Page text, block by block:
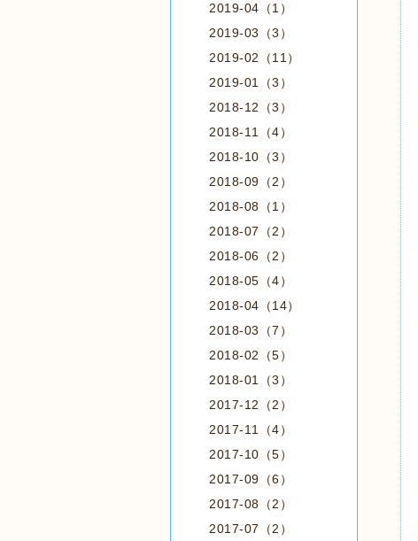
2019-04（1）
2019-03（3）
2019-02（11）
2019-01（3）
2018-12（3）
2018-11（4）
2018-10（3）
2018-09（2）
2018-08（1）
2018-07（2）
2018-06（2）
2018-05（4）
2018-04（14）
2018-03（7）
2018-02（5）
2018-01（3）
2017-12（2）
2017-11（4）
2017-10（5）
2017-09（6）
2017-08（2）
2017-07（2）